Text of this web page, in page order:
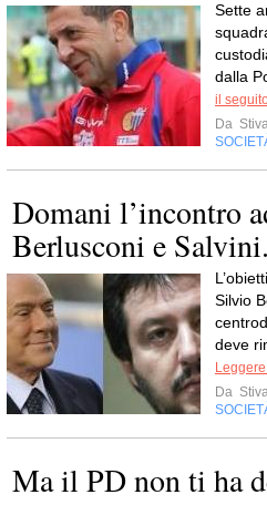
Sette
dalla
il
Da
Domani l’incontro
Berlusconi e
Silvio
deve
Da
Ma il PD non ti ha